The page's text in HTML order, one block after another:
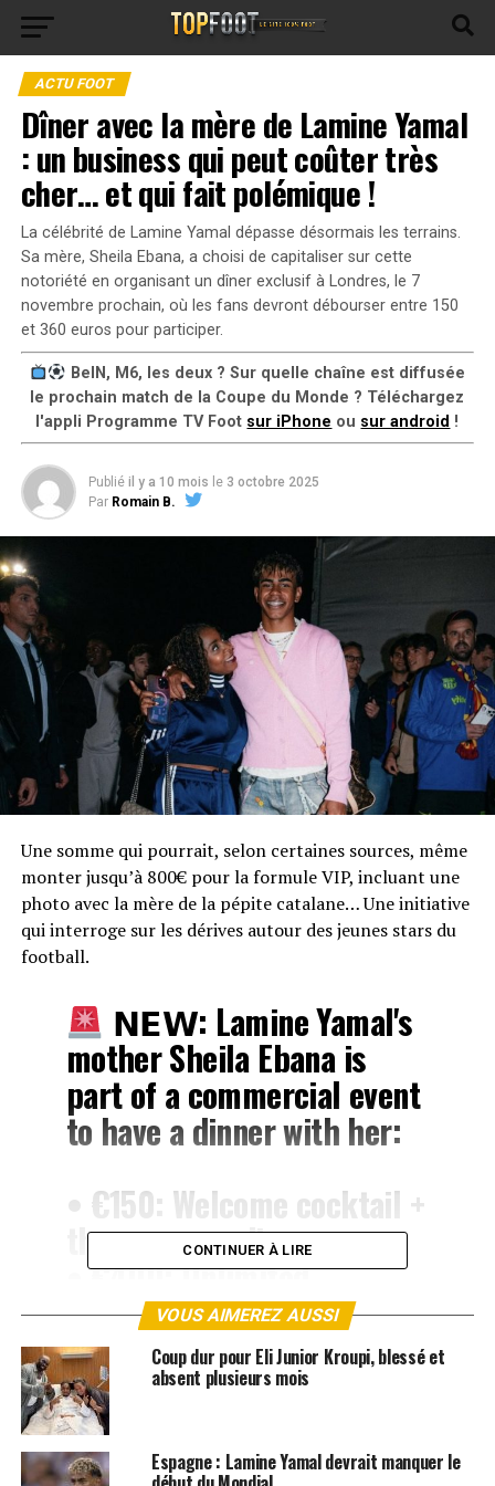
ACTU FOOT
Dîner avec la mère de Lamine Yamal
: un business qui peut coûter très
cher… et qui fait polémique !
La célébrité de Lamine Yamal dépasse désormais les terrains.
Sa mère, Sheila Ebana, a choisi de capitaliser sur cette
notoriété en organisant un dîner exclusif à Londres, le 7
novembre prochain, où les fans devront débourser entre 150
et 360 euros pour participer.
BeIN, M6, les deux ? Sur quelle chaîne est diffusée
le prochain match de la Coupe du Monde ? Téléchargez
l'appli Programme TV Foot sur iPhone ou sur android !
Publié il y a 10 mois le 3 octobre 2025
Par Romain B.
Une somme qui pourrait, selon certaines sources, même
monter jusqu’à 800€ pour la formule VIP, incluant une
photo avec la mère de la pépite catalane… Une initiative
qui interroge sur les dérives autour des jeunes stars du
football.
𝗡𝗘𝗪: Lamine Yamal's
mother Sheila Ebana is
part of a commercial event
to have a dinner with her:
• €150: Welcome cocktail +
three course dinner
• €400: Unlimited
premium drinks + three
course dinner
• €800: Premium table +
unlimited drinks + a
picture with Lamine's…
CONTINUER À LIRE
VOUS AIMEREZ AUSSI
Coup dur pour Eli Junior Kroupi, blessé et
absent plusieurs mois
Espagne : Lamine Yamal devrait manquer le